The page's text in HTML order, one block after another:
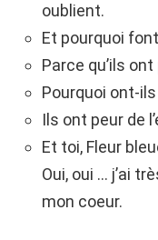
oublient.
Et pourquoi
Parce qu’ils ont
Pourquoi ont-ils
Ils ont peur de
Et toi, Fleur
Oui, oui … j’ai
mon coeur.